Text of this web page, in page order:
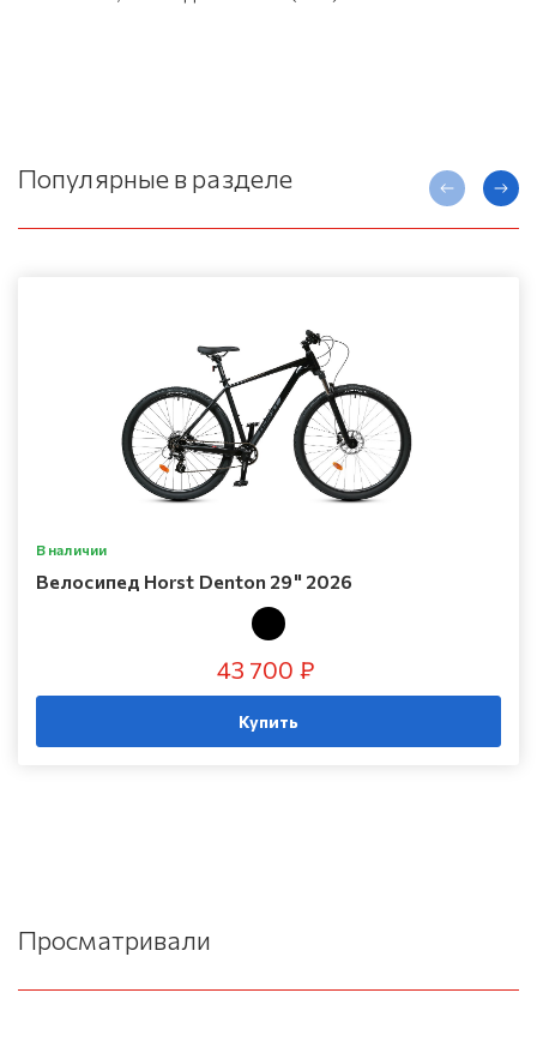
Популярные в разделе
В наличии
Велосипед Horst Denton 29" 2026
43 700 ₽
Купить
Просматривали